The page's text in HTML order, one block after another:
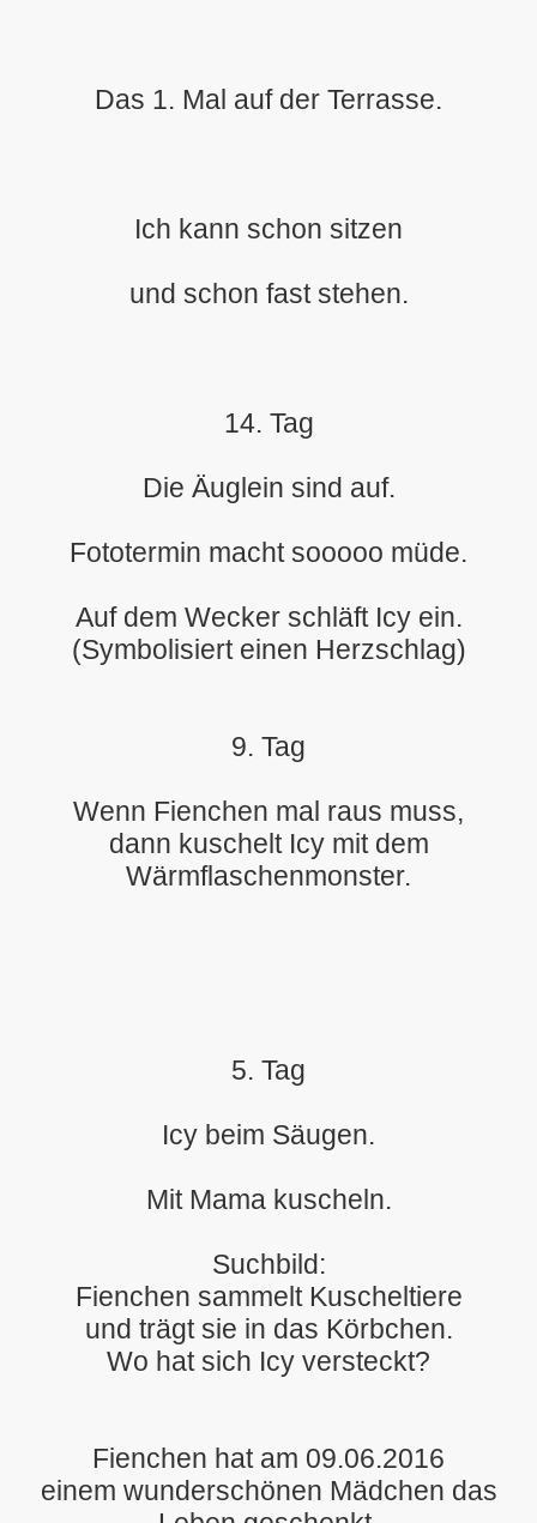
Das 1. Mal auf der Terrasse.
Ich kann schon sitzen
und schon fast stehen.
14. Tag
Die Äuglein sind auf.
Fototermin macht sooooo müde.
Auf dem Wecker schläft Icy ein.
(Symbolisiert einen Herzschlag)
9. Tag
Wenn Fienchen mal raus muss,
dann kuschelt Icy mit dem
Wärmflaschenmonster.
5. Tag
Icy beim Säugen.
Mit Mama kuscheln.
Suchbild:
Fienchen sammelt Kuscheltiere
und trägt sie in das Körbchen.
Wo hat sich Icy versteckt?
Fienchen hat am 09.06.2016
einem wunderschönen Mädchen das